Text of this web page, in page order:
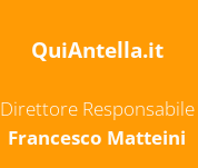
QuiAntella.it
Direttore Responsabile
Francesco Matteini